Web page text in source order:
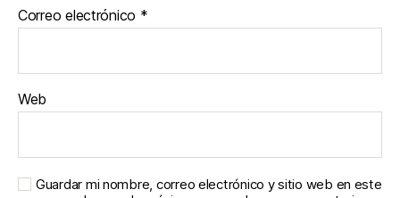
Correo electrónico *
Web
Guardar mi nombre, correo electrónico y sitio web en este